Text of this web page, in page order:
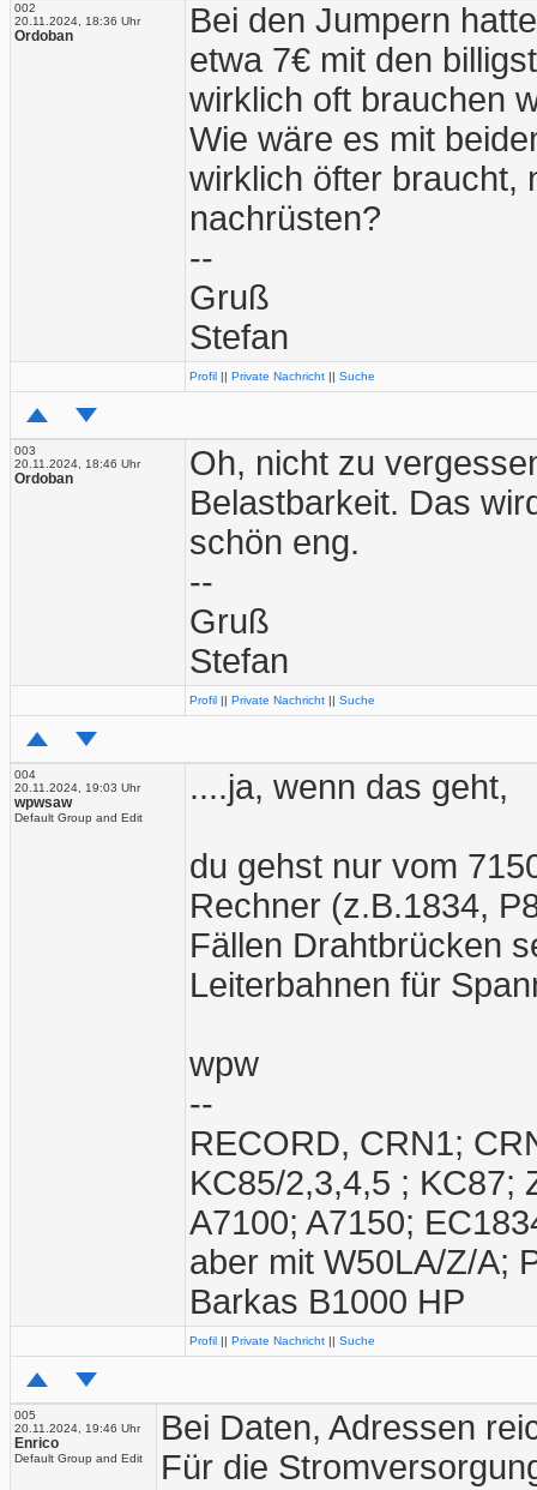
002
20.11.2024, 18:36 Uhr
Ordoban
Bei den Jumpern
etwa 7€ mit den
wirklich oft brauchen
Wie wäre es mit
wirklich öfter braucht,
nachrüsten?
--
Gruß
Stefan
Profil || Private Nachricht || Suche
003
20.11.2024, 18:46 Uhr
Ordoban
Oh, nicht zu
Belastbarkeit. Das
schön eng.
--
Gruß
Stefan
Profil || Private Nachricht || Suche
004
20.11.2024, 19:03 Uhr
wpwsaw
Default Group and Edit
....ja, wenn das geht,
du gehst nur vom
Rechner (z.B.1834,
Fällen Drahtbrücken
Leiterbahnen für
wpw
--
RECORD, CRN1;
KC85/2,3,4,5 ; KC87;
A7100; A7150;
aber mit W50LA/Z/A;
Barkas B1000 HP
Profil || Private Nachricht || Suche
005
20.11.2024, 19:46 Uhr
Enrico
Default Group and Edit
Bei Daten, Adressen
Für die